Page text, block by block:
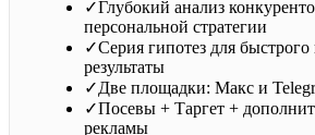
✓Глубокий анализ
персональной стратегии
✓Серия гипотез для быстрого
результаты
✓Две площадки: Макс и
✓Посевы + Таргет +
рекламы